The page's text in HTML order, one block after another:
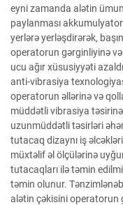
eyni zamanda alətin
paylanması
yerlərə yerləşdirərək,
operatorun gərginliyinə
ucu ağır xüsusiyyəti
anti-vibrasiya
operatorun əllərinə və
müddətli vibrasiya
uzunmüddətli təsirləri
tutacaq dizaynı iş
müxtəlif əl ölçülərinə
tutacaqları ilə təmin
təmin olunur.
alətin çəkisini operatorun